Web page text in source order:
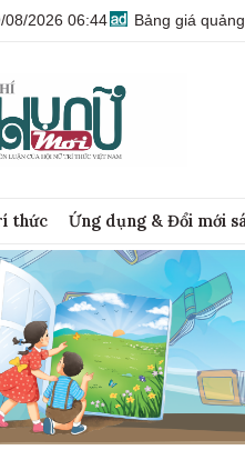
08/2026 06:44 Bảng giá
thức Ứng dụng & Đổi mới